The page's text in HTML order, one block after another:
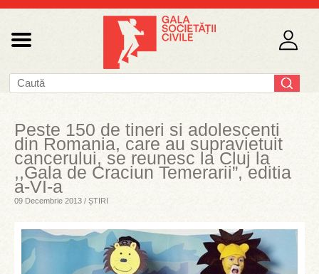
Peste 150 de tineri si adolescenti
din Romania, care au supravietuit
cancerului, se reunesc la Cluj la
,,Gala de Craciun Temerarii”, editia
a-VI-a
09 Decembrie 2013 / ȘTIRI